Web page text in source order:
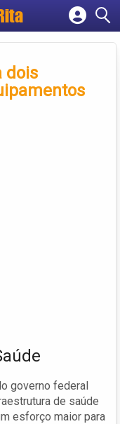
dois
governo federal
de saúde
esforço maior para